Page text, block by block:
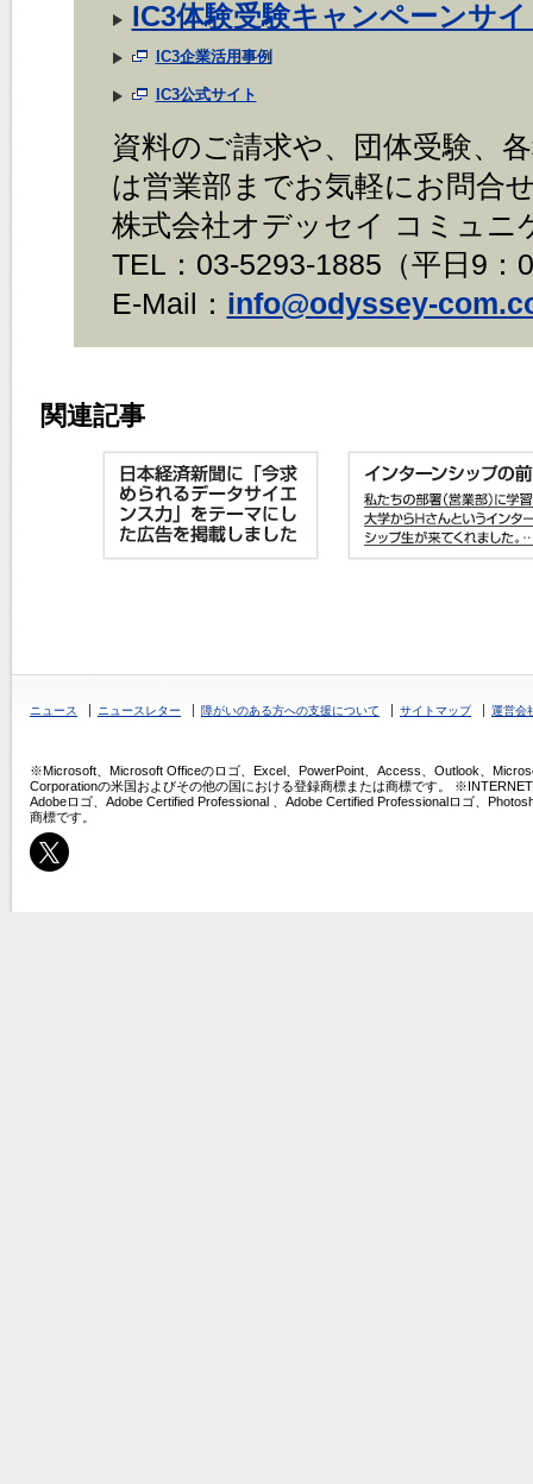
IC3体験受験キャンペーンサイ
IC3企業活用事例
IC3公式サイト
資料のご請求や、団体受験、
は営業部までお気軽にお問合
株式会社オデッセイ コミュ
TEL：03-5293-1885（平日9：
E-Mail： info@odyssey-
関連記事
ニュース ニュースレター 障がいのある方への支援について サイトマップ 運営会
※Microsoft、Microsoft Officeのロゴ、Excel、PowerPoint、Access、Outlook、
Corporationの米国およびその他の国における登録商標または商標です。
Adobeロゴ、Adobe Certified Professional 、Adobe Certified Professionalロゴ、
商標です。